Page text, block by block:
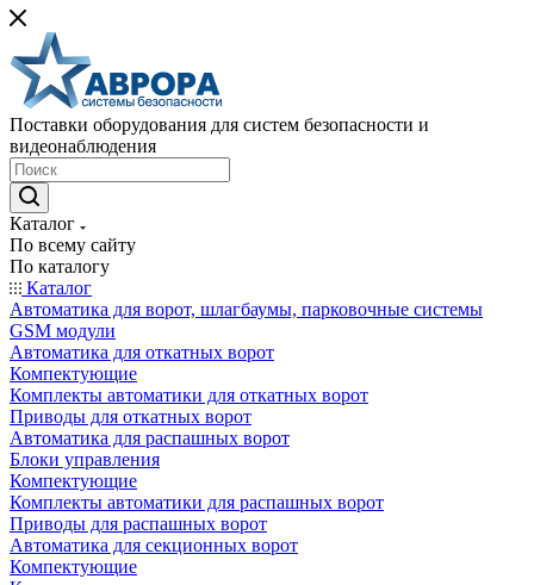
Поставки оборудования для систем безопасности и
видеонаблюдения
Каталог
По всему сайту
По каталогу
Каталог
Автоматика для ворот, шлагбаумы, парковочные системы
GSM модули
Автоматика для откатных ворот
Компектующие
Комплекты автоматики для откатных ворот
Приводы для откатных ворот
Автоматика для распашных ворот
Блоки управления
Компектующие
Комплекты автоматики для распашных ворот
Приводы для распашных ворот
Автоматика для секционных ворот
Компектующие